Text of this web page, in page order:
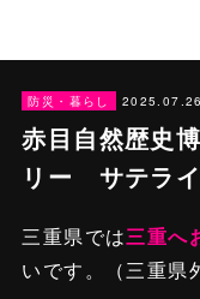
防災・暮らし
赤目自然歴史
リー サテラ
三重県では三重へ
いです。（三重県